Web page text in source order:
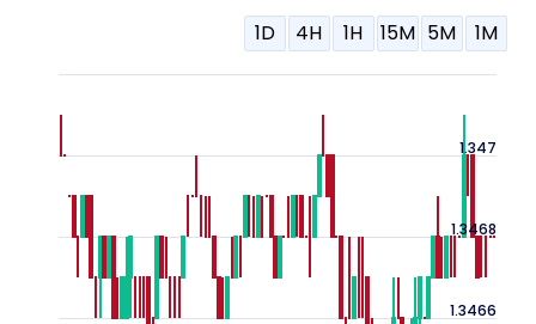
1M
5M
15M
1H
4H
1D
1.3466
1.3468
1.347